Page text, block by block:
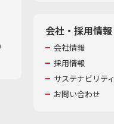
会社・採用情報
会社情報
採用情報
サステナビリティ
お問い合わせ